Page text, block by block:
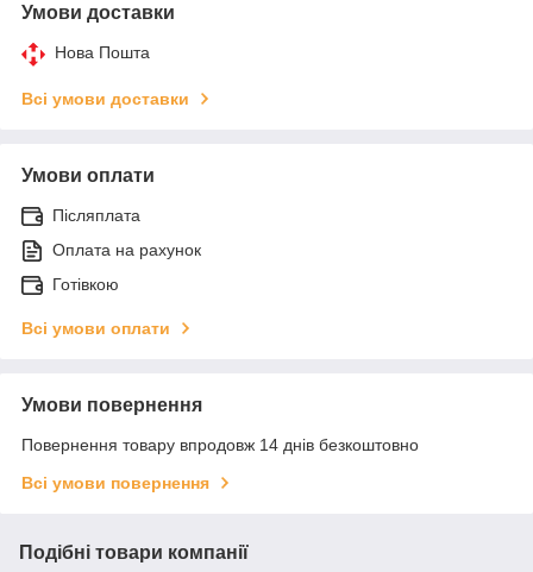
Умови доставки
Нова Пошта
Всі умови доставки
Умови оплати
Післяплата
Оплата на рахунок
Готівкою
Всі умови оплати
Умови повернення
Повернення товару впродовж 14 днів безкоштовно
Всі умови повернення
Подібні товари компанії